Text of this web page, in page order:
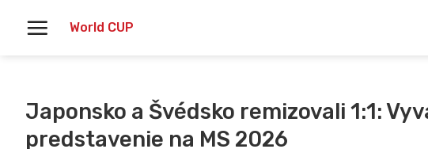
World CUP
Japonsko a Švédsko remizovali 1:1:
predstavenie na MS 2026